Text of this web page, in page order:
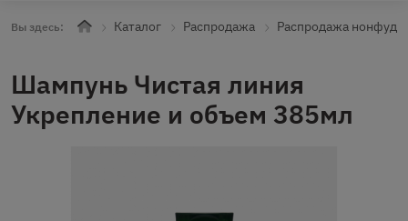
Вы здесь: Каталог Распродажа Распродажа нонфуд
Шампунь Чистая линия
Укрепление и объем 385мл